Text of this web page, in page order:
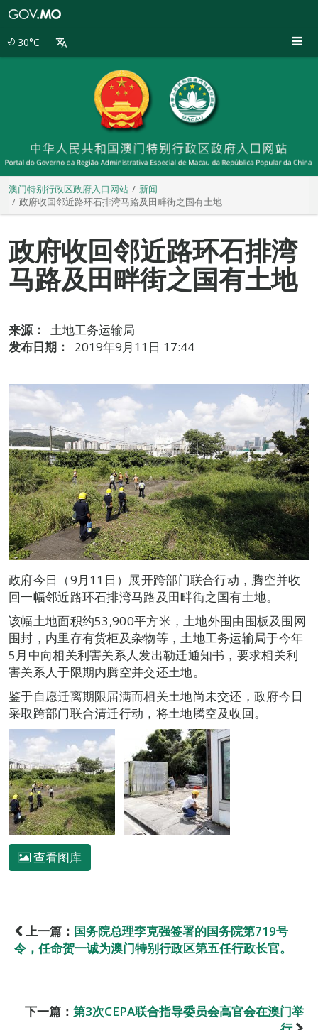
30°C
澳门特别行政区政府入口网站
新闻
政府收回邻近路环石排湾马路及田畔街之国有土地
政府收回邻近路环石排湾
马路及田畔街之国有土地
来源：
土地工务运输局
发布日期：
2019年9月11日 17:44
政府今日（9月11日）展开跨部门联合行动，腾空并收
回一幅邻近路环石排湾马路及田畔街之国有土地。
该幅土地面积约53,900平方米，土地外围由围板及围网
围封，内里存有货柜及杂物等，土地工务运输局于今年
5月中向相关利害关系人发出勒迁通知书，要求相关利
害关系人于限期内腾空并交还土地。
鉴于自愿迁离期限届满而相关土地尚未交还，政府今日
采取跨部门联合清迁行动，将土地腾空及收回。
查看图库
上一篇： 国务院总理李克强签署的国务院第719号
令，任命贺一诚为澳门特别行政区第五任行政长官。
下一篇： 第3次CEPA联合指导委员会高官会在澳门举